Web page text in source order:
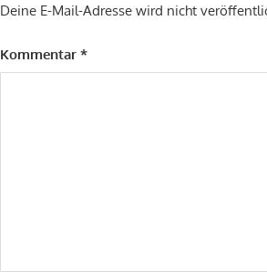
Deine E-Mail-Adresse wird nicht
Kommentar*